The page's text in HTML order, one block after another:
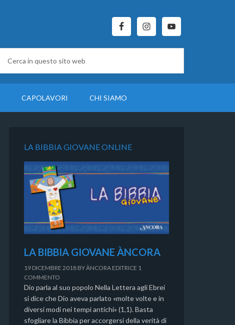
CAPOLAVORI CHI SIAMO
LA BIBBIA GIOVANE ONLINE
LA BIBBIA GIOVANE ÀNCORA
19 DICEMBRE 2018 BYÀNCORA EDITRICE 1
COMMENTO
Dio parla al suo popolo Nella Lettera agli Ebrei
si dice che Dio aveva parlato «molte volte e in
diversi modi nei tempi antichi» (1,1). Basta
sfogliare la Bibbia per accorgersi della verità di